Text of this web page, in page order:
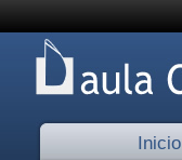
Inicio